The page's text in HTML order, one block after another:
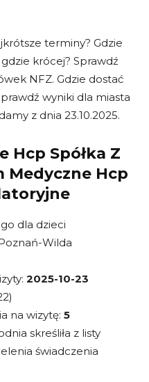
terminy? Gdzie
krócej? Sprawdź
NFZ. Gdzie dostać
wyniki dla miasta
z dnia 23.10.2025.
Hcp Spółka Z
Medyczne Hcp
dla dzieci
Wilda
2025-10-23
na wizytę: 5
skreśliła z listy
świadczenia